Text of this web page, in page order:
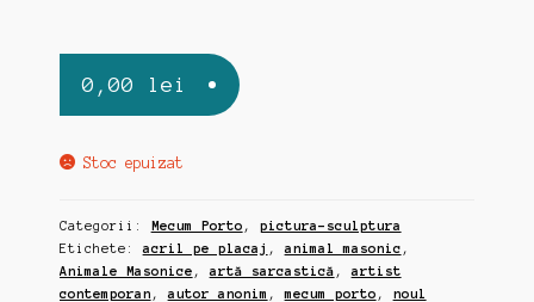
0,00 lei
Stoc epuizat
Categorii: Mecum Porto , pictura-sculptura
Etichete:acril pe placaj ,animal masonic ,
Animale Masonice ,artă sarcastică ,artist
contemporan ,autor anonim ,mecum porto , noul